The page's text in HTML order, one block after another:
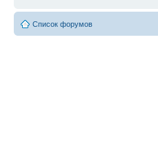
Список форумов